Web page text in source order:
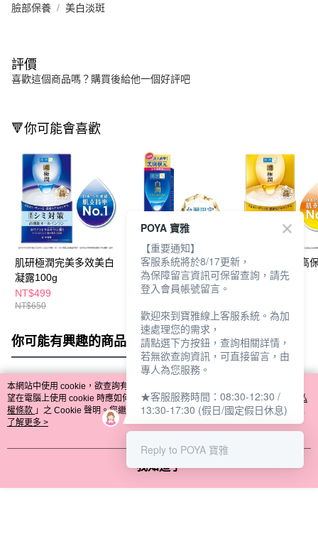
臉部保養 美白淡斑
評價
喜歡這個商品嗎？購買後給他一個好評吧
🔻你可能會喜歡
肌研極潤完美多效美白
凝露100g
NT$499
NT$650
肌研白潤高效美白淡斑
精華30g
NT$549
肌研極潤完美高
效凝露100g
你可能有興趣的商品 全站排行
熱門標籤
本網站中使用 cookie，欲查詢有關本網站使用 cookie 方式之詳情，及若您不希
望在電腦上使用 cookie 時應如何變更電腦的 cookie 設定，請參閱本網站「
隱私
權條款 」之 Cookie 聲明。您繼續使用本網站即表示您同意本公司得按本網站使
用條款之 Cookie 聲明使用 cookie。
了解更多 >
我知道了
POYA 寶雅
【重要通知】
客服系統將於8/17更新，
為保障留言資訊可保留查詢，請先
登入會員帳號留言。
歡迎來到寶雅線上客服系統。為加
速處理您的需求，
請點選下方按鈕，查詢相關詳情，
若無欲查詢資訊，可直接留言，由
專人為您服務。
★客服服務時間：08:30-12:30 /
13:30-17:30 (假日/國定假日休息)
Reply to POYA 寶雅